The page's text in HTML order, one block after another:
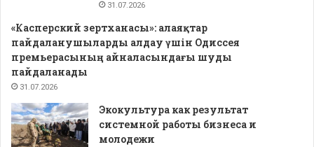
31.07.2026
«Касперский зертханасы»: алаяқтар
пайдаланушыларды алдау үшін Одиссея
премьерасының айналасындағы шуды
пайдаланады
31.07.2026
Экокультура как результат
системной работы бизнеса и
молодежи